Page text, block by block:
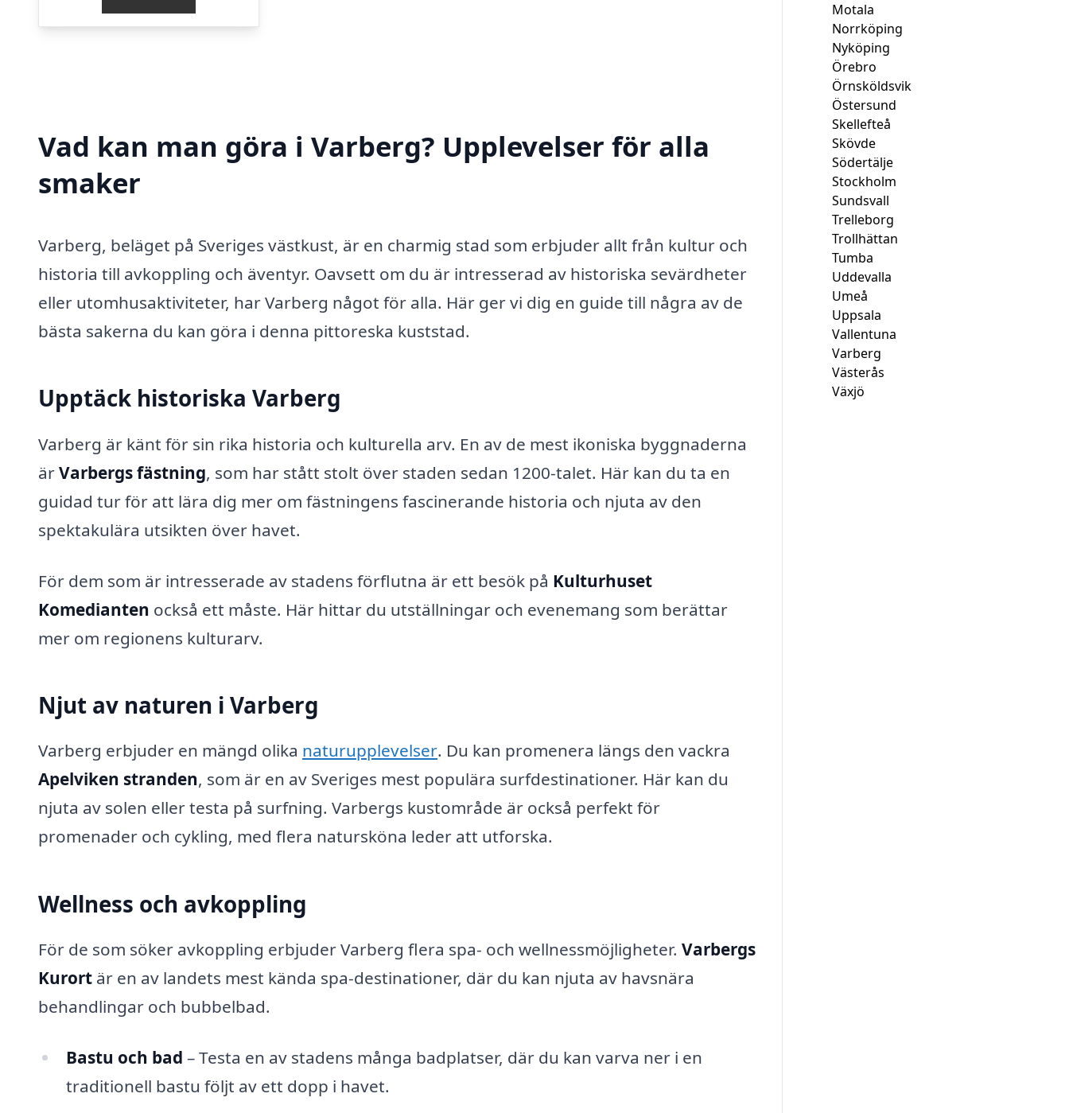
Vad kan man göra i Varberg? Upplevelser för alla
smaker
Varberg, beläget på Sveriges västkust, är en charmig stad som erbjuder allt från kultur och
historia till avkoppling och äventyr. Oavsett om du är intresserad av historiska sevärdheter
eller utomhusaktiviteter, har Varberg något för alla. Här ger vi dig en guide till några av de
bästa sakerna du kan göra i denna pittoreska kuststad.
Upptäck historiska Varberg
Varberg är känt för sin rika historia och kulturella arv. En av de mest ikoniska byggnaderna
ärVarbergs fästning, som har stått stolt över staden sedan 1200-talet. Här kan du ta en
guidad tur för att lära dig mer om fästningens fascinerande historia och njuta av den
spektakulära utsikten över havet.
För dem som är intresserade av stadens förflutna är ett besök på Kulturhuset
Komedianten också ett måste. Här hittar du utställningar och evenemang som berättar
mer om regionens kulturarv.
Njut av naturen i Varberg
Varberg erbjuder en mängd olika naturupplevelser. Du kan promenera längs den vackra
Apelviken stranden, som är en av Sveriges mest populära surfdestinationer. Här kan du
njuta av solen eller testa på surfning. Varbergs kustområde är också perfekt för
promenader och cykling, med flera natursköna leder att utforska.
Wellness och avkoppling
För de som söker avkoppling erbjuder Varberg flera spa- och wellnessmöjligheter. Varbergs
Kurort är en av landets mest kända spa-destinationer, där du kan njuta av havsnära
behandlingar och bubbelbad.
Bastu och bad – Testa en av stadens många badplatser, där du kan varva ner i en
traditionell bastu följt av ett dopp i havet.
Motala
Norrköping
Nyköping
Örebro
Örnsköldsvik
Östersund
Skellefteå
Skövde
Södertälje
Stockholm
Sundsvall
Trelleborg
Trollhättan
Tumba
Uddevalla
Umeå
Uppsala
Vallentuna
Varberg
Västerås
Växjö